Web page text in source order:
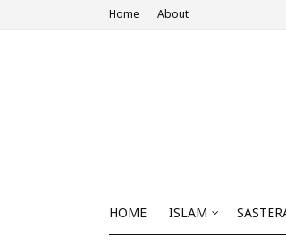
Home About
HOME ISLAM